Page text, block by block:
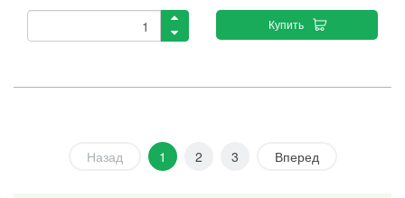
Купить
Назад 1 2 3 Вперед